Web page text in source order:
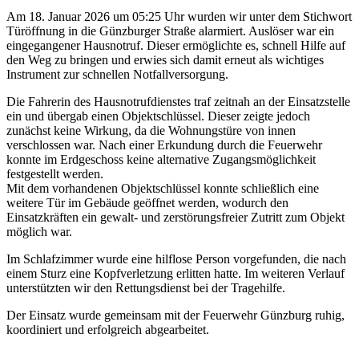
Am 18. Januar 2026 um 05:25 Uhr wurden wir unter dem Stichwort
Türöffnung in die Günzburger Straße alarmiert. Auslöser war ein
eingegangener Hausnotruf. Dieser ermöglichte es, schnell Hilfe auf
den Weg zu bringen und erwies sich damit erneut als wichtiges
Instrument zur schnellen Notfallversorgung.
Die Fahrerin des Hausnotrufdienstes traf zeitnah an der Einsatzstelle
ein und übergab einen Objektschlüssel. Dieser zeigte jedoch
zunächst keine Wirkung, da die Wohnungstüre von innen
verschlossen war. Nach einer Erkundung durch die Feuerwehr
konnte im Erdgeschoss keine alternative Zugangsmöglichkeit
festgestellt werden.
Mit dem vorhandenen Objektschlüssel konnte schließlich eine
weitere Tür im Gebäude geöffnet werden, wodurch den
Einsatzkräften ein gewalt- und zerstörungsfreier Zutritt zum Objekt
möglich war.
Im Schlafzimmer wurde eine hilflose Person vorgefunden, die nach
einem Sturz eine Kopfverletzung erlitten hatte. Im weiteren Verlauf
unterstützten wir den Rettungsdienst bei der Tragehilfe.
Der Einsatz wurde gemeinsam mit derFeuerwehr Günzburg ruhig,
koordiniert und erfolgreich abgearbeitet.